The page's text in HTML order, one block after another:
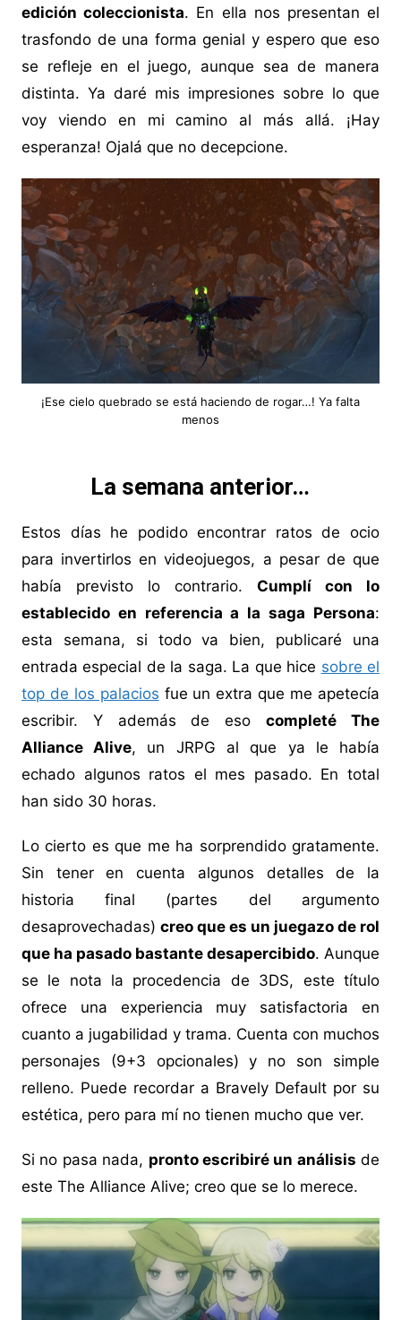
edición coleccionista. En ella nos presentan el
trasfondo de una forma genial y espero que eso
se refleje en el juego, aunque sea de manera
distinta. Ya daré mis impresiones sobre lo que
voy viendo en mi camino al más allá. ¡Hay
esperanza! Ojalá que no decepcione.
¡Ese cielo quebrado se está haciendo de rogar…! Ya falta
menos
La semana anterior…
Estos días he podido encontrar ratos de ocio
para invertirlos en videojuegos, a pesar de que
había previsto lo contrario.Cumplí con lo
establecido en referencia a la saga Persona:
esta semana, si todo va bien, publicaré una
entrada especial de la saga. La que hice sobre el
top de los palacios fue un extra que me apetecía
escribir. Y además de esocompleté The
Alliance Alive, un JRPG al que ya le había
echado algunos ratos el mes pasado. En total
han sido 30 horas.
Lo cierto es que me ha sorprendido gratamente.
Sin tener en cuenta algunos detalles de la
historia final (partes del argumento
desaprovechadas) creo que es un juegazo de rol
que ha pasado bastante desapercibido. Aunque
se le nota la procedencia de 3DS, este título
ofrece una experiencia muy satisfactoria en
cuanto a jugabilidad y trama. Cuenta con muchos
personajes (9+3 opcionales) y no son simple
relleno. Puede recordar a Bravely Default por su
estética, pero para mí no tienen mucho que ver.
Si no pasa nada, pronto escribiré un análisis de
este The Alliance Alive; creo que se lo merece.